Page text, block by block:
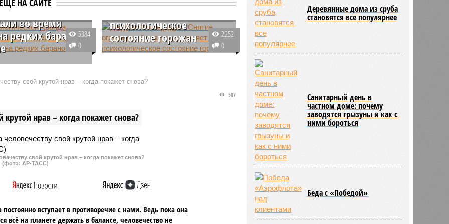
ЕЩЕ НА САЙТЕСуркашева
во время
редких баранов
экологического
с московским
оружие; они
сибирского горного
5384
0
психологическое
состояние горожан
Депутат Мосгордумы Андрей
столице благоприятно
сказывается на психологическом
2252
0
свой крутой нрав – когда покажет снова?
нрав – когда покажет снова?
507
свой крутой нрав – когда покажет снова?
(фото: АР-ТАСС)
постоянно вступает в противоречие с нами. Ведь пока она
всё на планете держать в балансе, человечество не
Деревянные дома из сруба
становятся все популярнее
Санитарный день в
частном доме: почему
заводятся грызуны и как с
ними бороться
Беда с «Победой»